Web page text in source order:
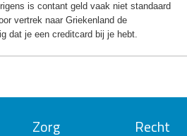
is contant geld vaak niet standaard
vertrek naar Griekenland de
dat je een creditcard bij je hebt.
Zorg Recht